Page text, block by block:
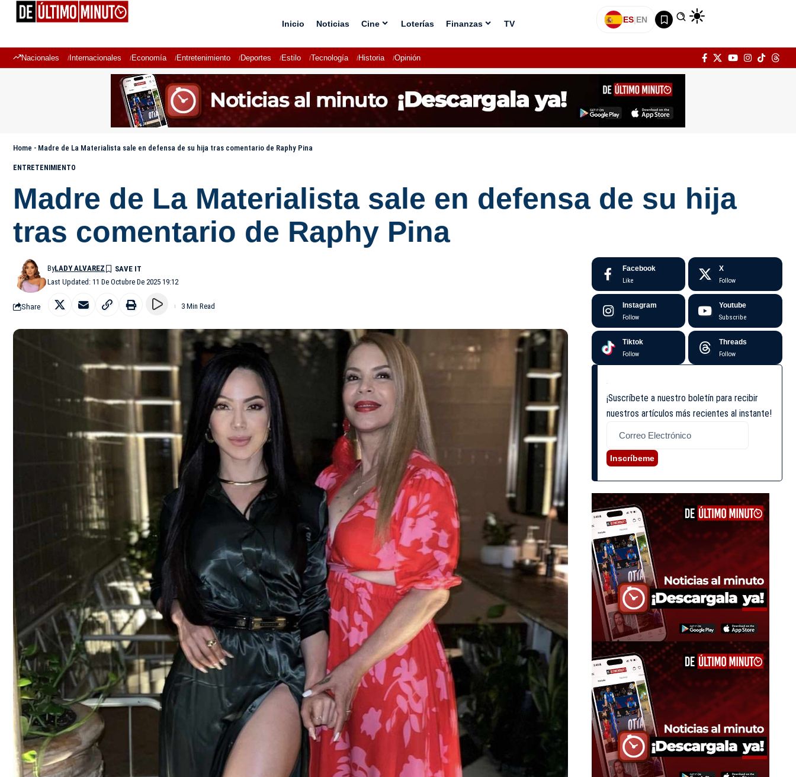
Inicio Noticias Cine Loterías Finanzas TV ES|EN
Nacionales Internacionales Economía Entretenimiento Deportes Estilo Tecnología Historia Opinión
Home - Madre de La Materialista sale en defensa de su hija tras comentario de Raphy Pina
ENTRETENIMIENTO
Madre de La Materialista sale en defensa de su hija
tras comentario de Raphy Pina
Last Updated: 11 De Octubre De 2025 19:12
ByLADY ALVAREZ
Share 3 Min Read
Facebook
Like
X
Follow
Instagram
Follow
Youtube
Subscribe
Tiktok
Follow
Threads
Follow
¡Suscríbete a nuestro boletín para recibir
nuestros artículos más recientes al instante!
Inscríbeme